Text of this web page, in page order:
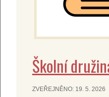
Školní
ZVEŘEJNĚNO: 19. 5. 2026